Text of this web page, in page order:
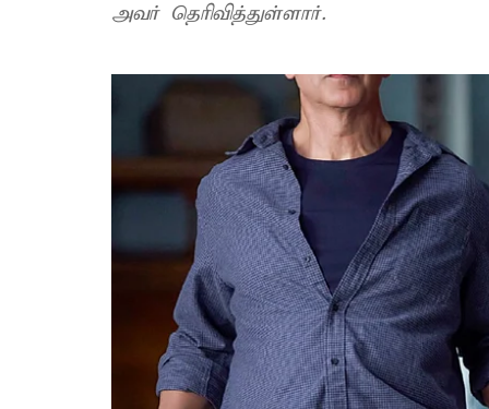
அவர் தெரிவித்துள்ளார்.